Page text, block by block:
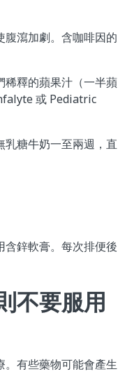
瀉加劇。含咖啡因的
稀釋的蘋果汁（一半蘋
或 Pediatric
糖牛奶一至兩週，直
含鋅軟膏。每次排便後
不要服用
有些藥物可能會產生